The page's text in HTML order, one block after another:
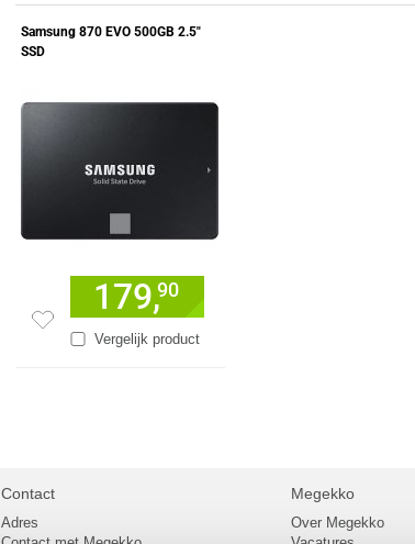
Samsung 870 EVO 500GB 2.5"
SSD
Vergelijk product
179,90
Contact
Adres
Megekko
Over Megekko